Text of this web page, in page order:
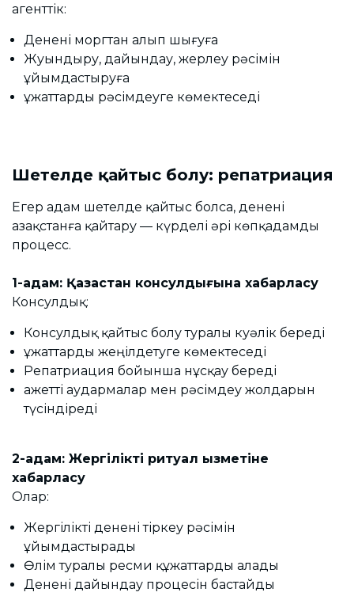
агенттік:
Денені моргтан алып шығуға
Жуындыру, дайындау, жерлеу рәсімін
ұйымдастыруға
Құжаттарды рәсімдеуге көмектеседі
Шетелде қайтыс болу: репатриация
Егер адам шетелде қайтыс болса, денені
Қазақстанға қайтару — күрделі әрі көпқадамды
процесс.
1-қадам: Қазақстан консулдығына хабарласу
Консулдық:
Консулдық қайтыс болу туралы куәлік береді
Құжаттарды жеңілдетуге көмектеседі
Репатриация бойынша нұсқау береді
Қажетті аудармалар мен рәсімдеу жолдарын
түсіндіреді
2-қадам: Жергілікті ритуал қызметіне
хабарласу
Олар:
Жергілікті денені тіркеу рәсімін
ұйымдастырады
Өлім туралы ресми құжаттарды алады
Денені дайындау процесін бастайды